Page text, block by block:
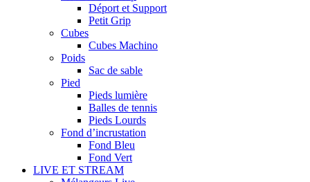
Déport et Support
Petit Grip
Cubes
Cubes Machino
Poids
Sac de sable
Pied
Pieds lumière
Balles de tennis
Pieds Lourds
Fond d’incrustation
Fond Bleu
Fond Vert
LIVE ET STREAM